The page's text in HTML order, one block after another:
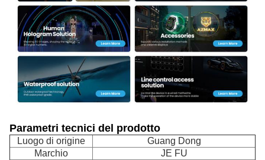
Parametri tecnici del prodotto
Luogo di origine
Guang Dong
Marchio
JE FU